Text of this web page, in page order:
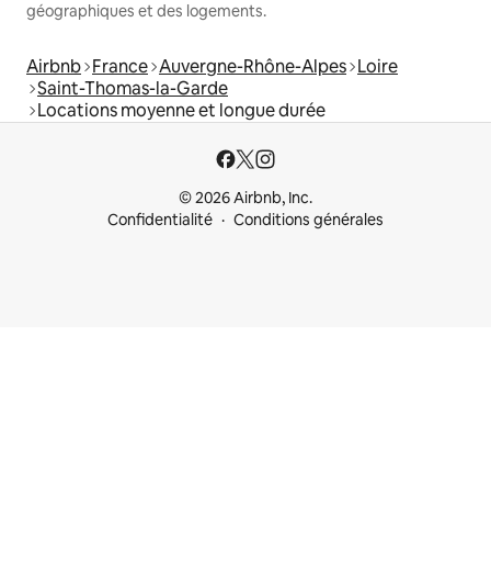
géographiques et des logements.
Airbnb France Auvergne-Rhône-Alpes Loire
Saint-Thomas-la-Garde
Locations moyenne et longue durée
© 2026 Airbnb, Inc.
Confidentialité
Conditions générales